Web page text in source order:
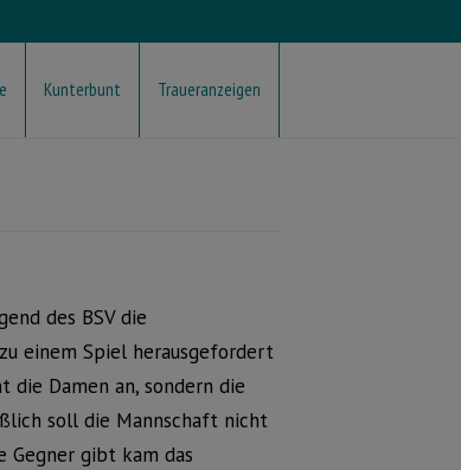
Kunterbunt Traueranzeigen
des BSV die
einem Spiel herausgefordert
Damen an, sondern die
soll die Mannschaft nicht
Gegner gibt kam das